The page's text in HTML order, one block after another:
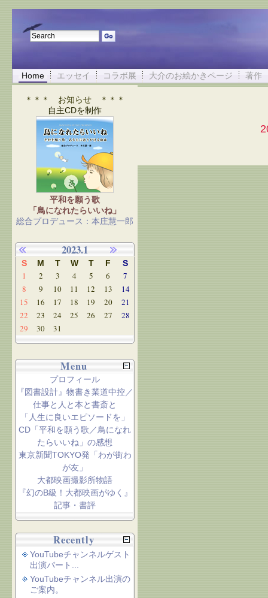
Home エッセイ コラボ展 大介のお絵かきページ 著作
＊＊＊ お知らせ ＊＊＊
自主CDを制作
平和を願う歌
「鳥になれたらいいね」
総合プロデュース：本庄慧一郎
2023.1
S M T W T F S
1 2 3 4 5 6
7
8
9 10 11 12 13
14
15
16 17 18 19 20
21
22
23 24 25 26 27
28
29
30 31
Menu
プロフィール
『図書設計』物書き業道中控／
仕事と人と本と書斎と
「人生に良いエピソードを」
CD「平和を願う歌／鳥になれ
たらいいね」の感想
東京新聞TOKYO発「わが街わ
が友」
大都映画撮影所物語
『幻のB級！大都映画がゆく』
記事・書評
Recently
YouTubeチャンネルゲスト
出演パート...
YouTubeチャンネル出演の
ご案内。